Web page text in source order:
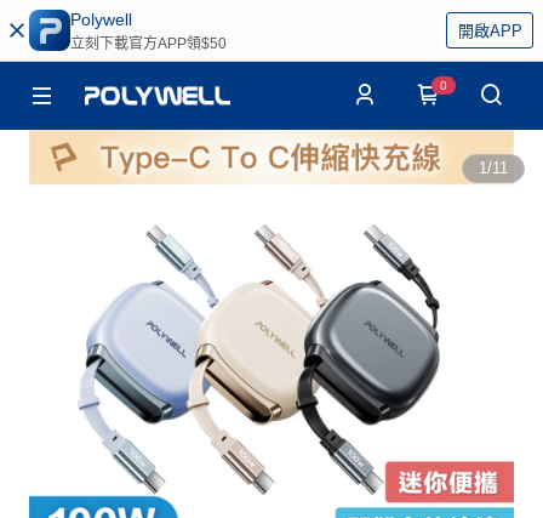
Polywell
立刻下載官方APP領$50
開啟APP
0
1/11